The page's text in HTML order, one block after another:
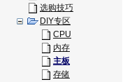
选购技巧
DIY专区
CPU
内存
主板
存储